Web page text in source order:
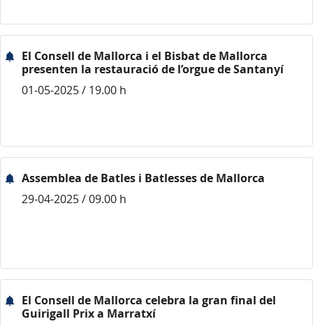
El Consell de Mallorca i el Bisbat de Mallorca
presenten la restauració de l’orgue de Santanyí
01-05-2025 / 19.00 h
Assemblea de Batles i Batlesses de Mallorca
29-04-2025 / 09.00 h
El Consell de Mallorca celebra la gran final del
Guirigall Prix a Marratxí